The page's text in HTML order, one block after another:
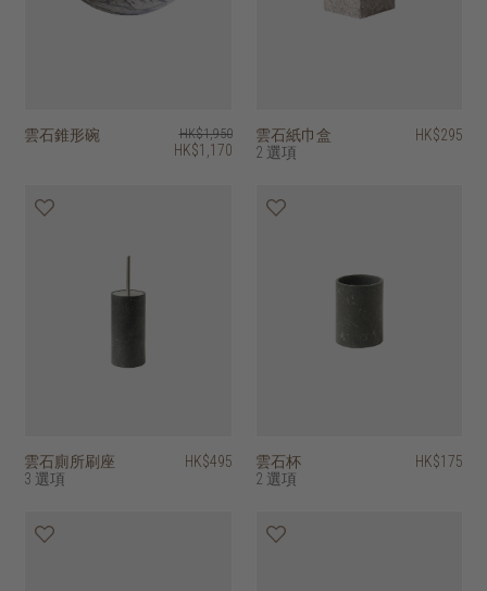
雲石錐形碗 HK$1,950
HK$1,170
雲石紙巾盒
2 選項
HK$295
雲石廁所刷座
3 選項
HK$495
雲石杯
2 選項
HK$175